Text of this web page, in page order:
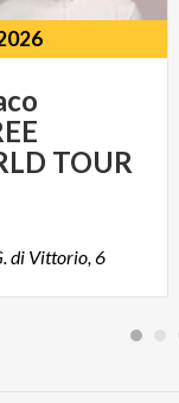
TOUR
di Vittorio,6